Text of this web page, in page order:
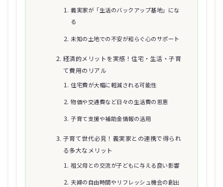
義実家が「生活のバックアップ基地」にな
る
未知の土地での不安が和らぐ心のサポート
経済的メリットを実感！住宅・生活・子育
て費用のリアル
住宅費が大幅に軽減される可能性
物価や交通費など日々の生活費の恩恵
子育て支援や補助金情報の活用
子育て世代必見！義実家との連携で得られ
る多大なメリット
祖父母との交流が子どもに与える良い影響
夫婦の自由時間やリフレッシュ機会の創出